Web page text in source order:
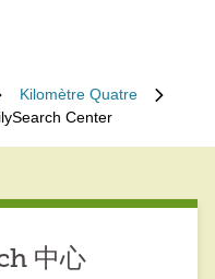
Kilomètre Quatre
Center
中心